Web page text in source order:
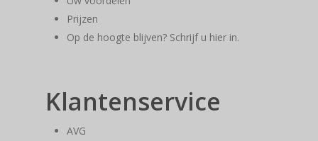
Prijzen
Op de hoogte blijven? Schrijf u hier in.
Klantenservice
AVG